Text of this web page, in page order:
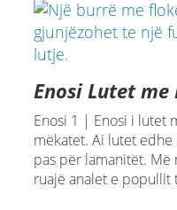
Enosi Lutet me
Enosi 1 | Enosi i lutet
mëkatet. Ai lutet
pas për lamanitët. Më
ruajë analet e popullit